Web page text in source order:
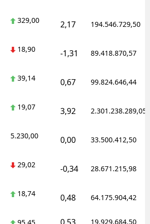
329,00 2,17 194.546.729,50
18,90 -1,31 89.418.870,57
39,14 0,67 99.824.646,44
19,07 3,92 2.301.238.289,05
5.230,00 0,00 33.500.412,50
29,02 -0,34 28.671.215,98
18,74 0,48 64.175.904,42
19.929.684,50